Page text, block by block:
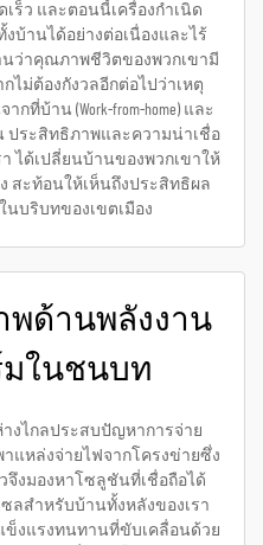
เร็ว และตอนนี้เครื่องกำเนิด
บ้านได้อย่างต่อเนื่องและไร้
นว่าคุณภาพชีวิตของพวกเขามี
ไม่ต้องกังวลอีกต่อไปว่าเหตุ
ที่บ้าน (Work-from-home) และ
ประสิทธิภาพและความน่าเชื่อ
ได้เปลี่ยนบ้านของพวกเขาให้
สะท้อนให้เห็นถึงประสิทธิผล
บริบทของเขตเมือง
พด้านพลังงาน
ในชนบท
งไกลประสบปัญหาการจ่าย
แหล่งจ่ายไฟจากโครงข่ายซึ่ง
จึงมองหาโซลูชันที่เชื่อถือได้
ซลสำหรับบ้านทั้งหลังของเรา
ข็งแรงทนทานที่ขับเคลื่อนด้วย